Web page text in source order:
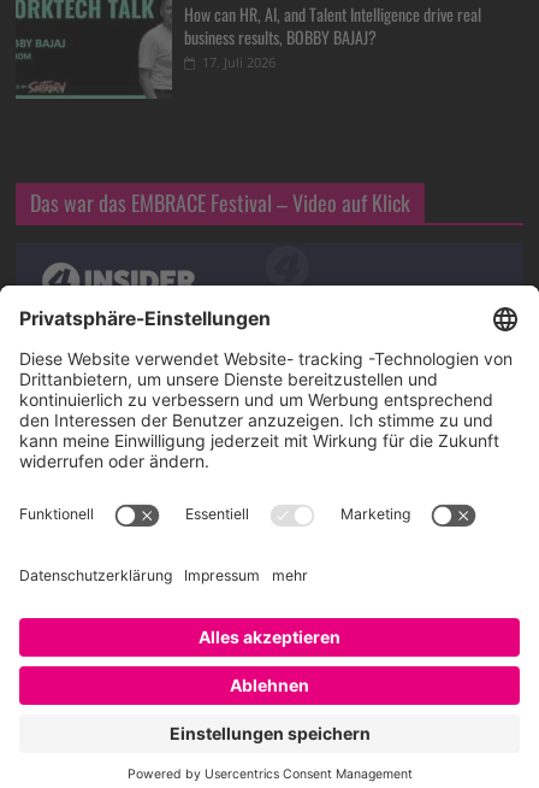
How can HR, AI, and Talent Intelligence drive real
business results, BOBBY BAJAJ?
17. Juli 2026
Das war das EMBRACE Festival – Video auf Klick
Über SAATKORN
SAATKORN ist der Blog von Gero Hesse. Seit 2009 schreibt
er über die Themen Employer Branding,